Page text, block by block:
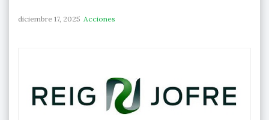
diciembre 17, 2025 Acciones